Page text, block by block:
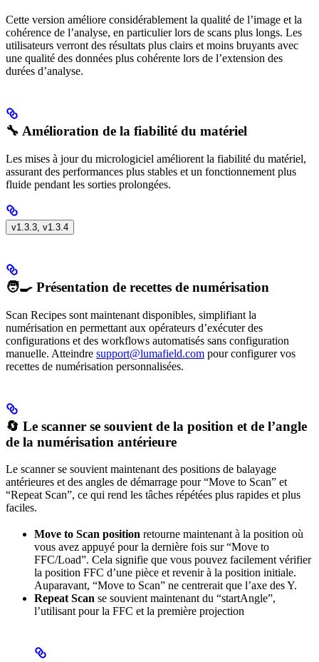
Cette version améliore considérablement la qualité de l’image et la
cohérence de l’analyse, en particulier lors de scans plus longs. Les
utilisateurs verront des résultats plus clairs et moins bruyants avec
une qualité des données plus cohérente lors de l’extension des
durées d’analyse.
🔧 Amélioration de la fiabilité du matériel
Les mises à jour du micrologiciel améliorent la fiabilité du matériel,
assurant des performances plus stables et un fonctionnement plus
fluide pendant les sorties prolongées.
v1.3.3, v1.3.4
🧑‍🍳 Présentation de recettes de numérisation
Scan Recipes sont maintenant disponibles, simplifiant la
numérisation en permettant aux opérateurs d’exécuter des
configurations et des workflows automatisés sans configuration
manuelle. Atteindre support@lumafield.com pour configurer vos
recettes de numérisation personnalisées.
🔄 Le scanner se souvient de la position et de l’angle
de la numérisation antérieure
Le scanner se souvient maintenant des positions de balayage
antérieures et des angles de démarrage pour “Move to Scan” et
“Repeat Scan”, ce qui rend les tâches répétées plus rapides et plus
faciles.
Move to Scan position retourne maintenant à la position où
vous avez appuyé pour la dernière fois sur “Move to
FFC/Load”. Cela signifie que vous pouvez facilement vérifier
la position FFC d’une pièce et revenir à la position initiale.
Auparavant, “Move to Scan” ne centrerait que l’axe des Y.
Repeat Scan se souvient maintenant du “startAngle”,
l’utilisant pour la FFC et la première projection